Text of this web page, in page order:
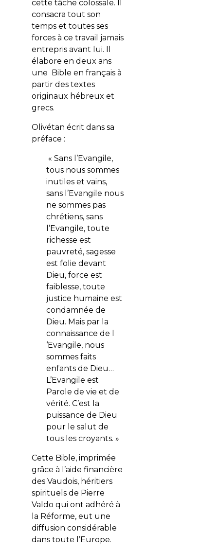
cette tâche colossale. Il
consacra tout son
temps et toutes ses
forces à ce travail jamais
entrepris avant lui. Il
élabore en deux ans
une Bible en français à
partir des textes
originaux hébreux et
grecs.
Olivétan écrit dans sa
préface :
« Sans l’Evangile,
tous nous sommes
inutiles et vains,
sans l’Evangile nous
ne sommes pas
chrétiens, sans
l’Evangile, toute
richesse est
pauvreté, sagesse
est folie devant
Dieu, force est
faiblesse, toute
justice humaine est
condamnée de
Dieu. Mais par la
connaissance de l
‘Evangile, nous
sommes faits
enfants de Dieu…
L’Evangile est
Parole de vie et de
vérité. C’est la
puissance de Dieu
pour le salut de
tous les croyants. »
Cette Bible, imprimée
grâce à l’aide financière
des Vaudois, héritiers
spirituels de Pierre
Valdo qui ont adhéré à
la Réforme, eut une
diffusion considérable
dans toute l’Europe.